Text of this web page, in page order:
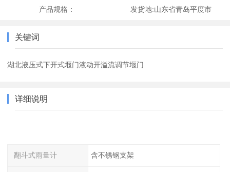
产品规格： 发货地:山东省青岛平度市
关键词
湖北液压式下开式堰门液动开溢流调节堰门
详细说明
翻斗式雨量计 含不锈钢支架